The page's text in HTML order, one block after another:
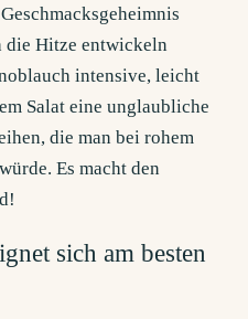
die Hitze entwickeln
intensive, leicht
Salat eine unglaubliche
die man bei rohem
Es macht den
sich am besten